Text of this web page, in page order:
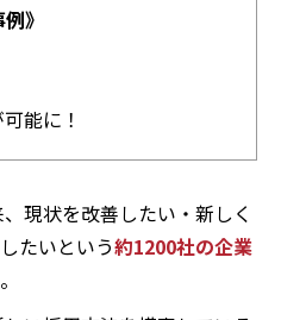
》
能に！
現状を改善したい・新しく
たいという約1200社の企業
。